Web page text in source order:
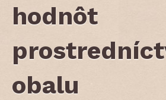
hodnôt
obalu